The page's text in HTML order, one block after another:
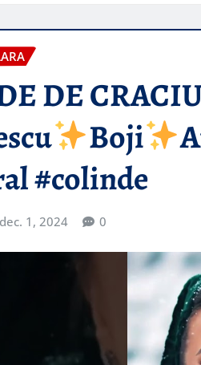
DE
Boji
#colinde
dec. 1, 2024 0